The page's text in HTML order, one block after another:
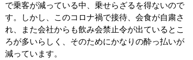
で乗客が減っている中、乗せらざるを得ないので
す。しかし、このコロナ禍で接待、会食が自粛さ
れ、また会社からも飲み会禁止令が出ているとこ
ろが多いらしく、そのためにかなりの酔っ払いが
減っています。